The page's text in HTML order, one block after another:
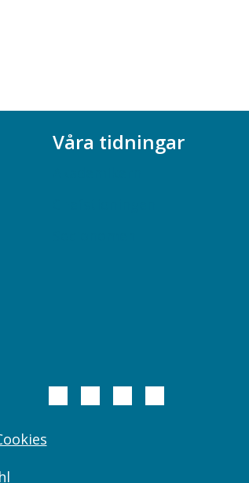
Våra tidningar